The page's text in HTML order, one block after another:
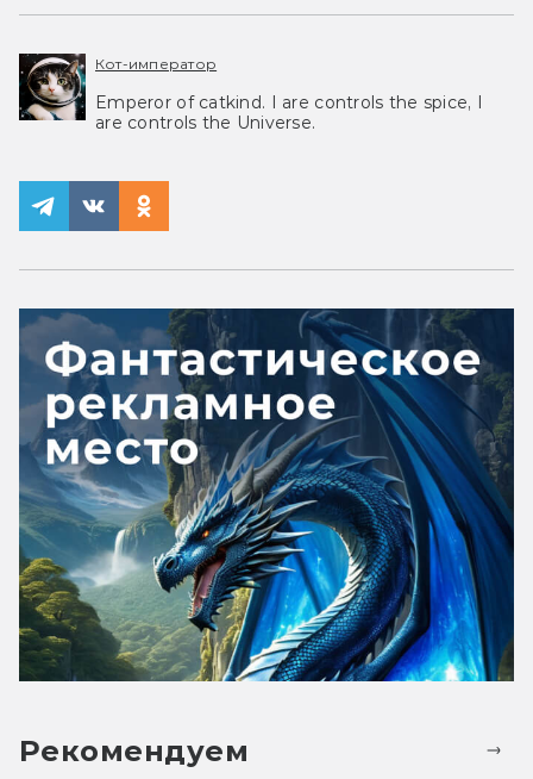
Кот-император
Emperor of catkind. I are controls the spice, I
are controls the Universe.
Рекомендуем